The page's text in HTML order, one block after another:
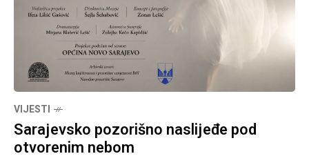
VIJESTI
Sarajevsko pozorišno naslijeđe pod
otvorenim nebom